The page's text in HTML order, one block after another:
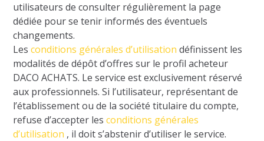
utilisateurs de consulter régulièrement la page
dédiée pour se tenir informés des éventuels
changements.
Lesconditions générales d’utilisation définissent les
modalités de dépôt d’offres sur le profil acheteur
DACO ACHATS. Le service est exclusivement réservé
aux professionnels. Si l’utilisateur, représentant de
l’établissement ou de la société titulaire du compte,
refuse d’accepter lesconditions générales
d’utilisation , il doit s’abstenir d’utiliser le service.